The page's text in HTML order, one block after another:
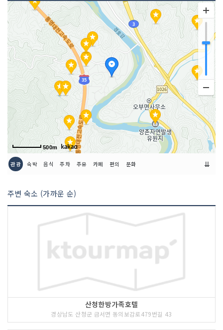
500m
관광 숙박 음식 주차 주유 카페 편의 문화 ⇊
주변 숙소 (가까운 순)
산청한방가족호텔
경상남도 산청군 금서면 동의보감로479번길 43